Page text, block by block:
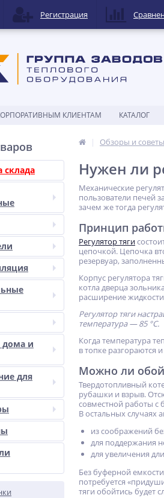
КЛИЕНТАМ КАТАЛОГ
склада
дома и
для
Обзоры и советы
Нужен ли
Механические
пользователи печей
зачем же тогда
Принцип
Регулятор тяги
цепочкой. Цепочка
резервуар,
Корпус регулятора
котла дверца
расширение жидкости
Регулятор тяги
температура — 85 °С.
Когда температура
в топке разгораются
Можно ли
Твердотопливный
рубашки и взрыв.
совместной работы с
В остальных случаях
из соображений
для поддержания
для увеличения
Без буферной
потребуется
тяги обойтись будет
Регистрация